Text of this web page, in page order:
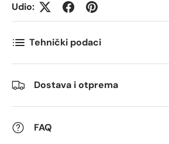
Antall
Kommentarer
Udio:
Tehnički podaci
Dostava i otprema
FAQ